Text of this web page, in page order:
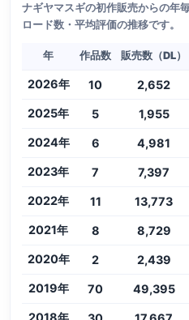
ナギヤマスギの初作販売からの年
ロード数・平均評価の推移です。
年 作品数 販売数（DL）
2026年 10 2,652
2025年 5 1,955
2024年 6 4,981
2023年 7 7,397
2022年 11 13,773
2021年 8 8,729
2020年 2 2,439
2019年 70 49,395